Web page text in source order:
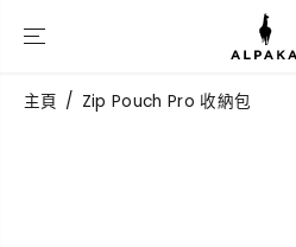
跳到內容
主頁 Zip Pouch Pro 收納包